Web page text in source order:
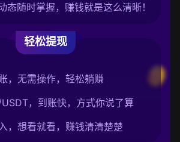
态随时掌握，赚钱就是这么清晰！
轻松提现
，无需操作，轻松躺赚
，到账快，方式你说了算
，想看就看，赚钱清清楚楚